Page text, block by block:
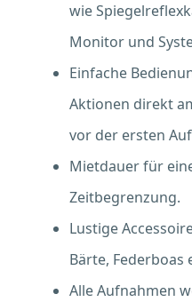
wie
Monitor und
Einfache
Aktionen direkt
vor der ersten
Mietdauer für
Zeitbegrenzung.
Lustige
Bärte, Federboas
Alle Aufnahmen